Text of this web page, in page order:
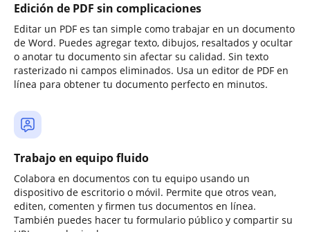
Edición de PDF sin complicaciones
Editar un PDF es tan simple como trabajar en un documento
de Word. Puedes agregar texto, dibujos, resaltados y ocultar
o anotar tu documento sin afectar su calidad. Sin texto
rasterizado ni campos eliminados. Usa un editor de PDF en
línea para obtener tu documento perfecto en minutos.
Trabajo en equipo fluido
Colabora en documentos con tu equipo usando un
dispositivo de escritorio o móvil. Permite que otros vean,
editen, comenten y firmen tus documentos en línea.
También puedes hacer tu formulario público y compartir su